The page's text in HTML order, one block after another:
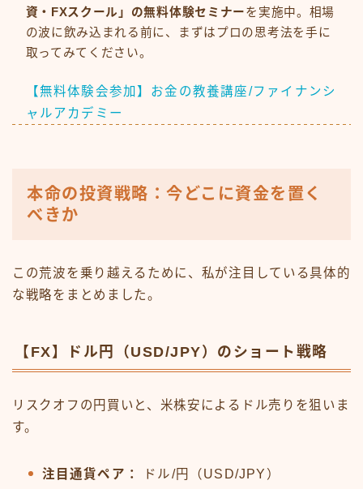
資・FXスクール」の無料体験セミナーを実施中。相場
の波に飲み込まれる前に、まずはプロの思考法を手に
取ってみてください。
【無料体験会参加】お金の教養講座/ファイナンシ
ャルアカデミー
本命の投資戦略：今どこに資金を置く
べきか
この荒波を乗り越えるために、私が注目している具体的
な戦略をまとめました。
【FX】ドル円（USD/JPY）のショート戦略
リスクオフの円買いと、米株安によるドル売りを狙いま
す。
注目通貨ペア：
ドル/円（USD/JPY）